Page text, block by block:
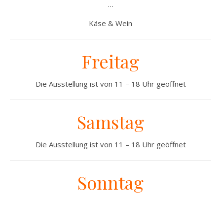
…
Käse & Wein
Freitag
Die Ausstellung ist von 11 – 18 Uhr geöffnet
Samstag
Die Ausstellung ist von 11 – 18 Uhr geöffnet
Sonntag